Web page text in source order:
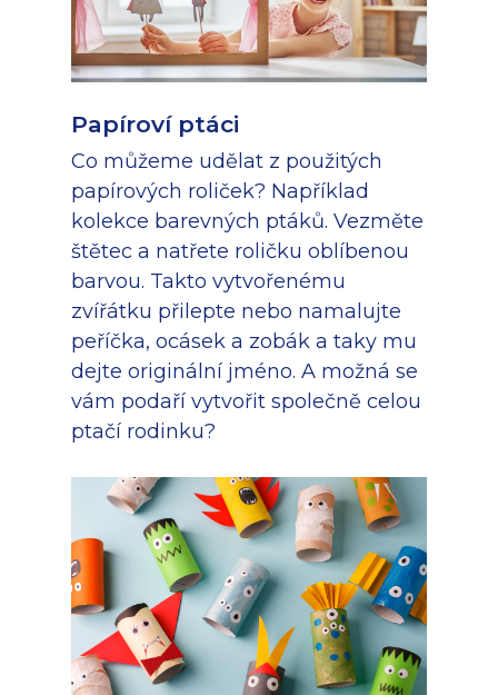
Papíroví ptáci
Co můžeme udělat z použitých
papírových roliček? Například
kolekce barevných ptáků. Vezměte
štětec a natřete roličku oblíbenou
barvou. Takto vytvořenému
zvířátku přilepte nebo namalujte
peříčka, ocásek a zobák a taky mu
dejte originální jméno. A možná se
vám podaří vytvořit společně celou
ptačí rodinku?